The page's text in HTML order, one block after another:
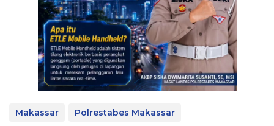
Makassar Polrestabes Makassar